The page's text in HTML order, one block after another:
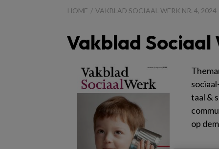
Sociaal
Werk
HOME VAKBLAD SOCIAAL WERK NR. 4, 2024
Vakblad Sociaal
taal &
op